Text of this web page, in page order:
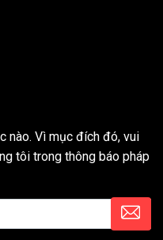
nào. Vì mục đích đó, vui
tôi trong thông báo pháp